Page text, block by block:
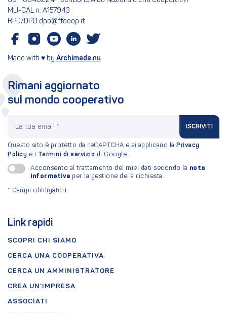
MU-CAL n. A157943
RPD/DPO dpo@ftcoop.it
Made with ♥ by Archimede.nu
Link rapidi
SCOPRI CHI SIAMO
CERCA UNA COOPERATIVA
CERCA UN AMMINISTRATORE
CREA UN'IMPRESA
ASSOCIATI
Rimani aggiornato
sul mondo cooperativo
ISCRIVITI
Questo sito è protetto da reCAPTCHA e si applicano la Privacy
Policy e i Termini di servizio di Google.
Acconsento al trattamento dei miei dati secondo la nota
informativa per la gestione della richiesta.
* Campi obbligatori